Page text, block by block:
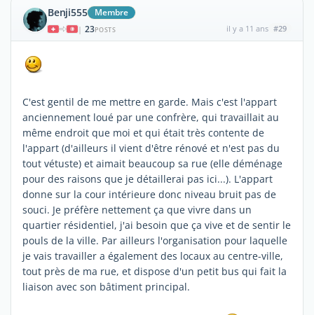
Benji555 Membre
| 23POSTS il y a 11 ans #29
C'est gentil de me mettre en garde. Mais c'est l'appart
anciennement loué par une confrère, qui travaillait au
même endroit que moi et qui était très contente de
l'appart (d'ailleurs il vient d'être rénové et n'est pas du
tout vétuste) et aimait beaucoup sa rue (elle déménage
pour des raisons que je détaillerai pas ici...). L'appart
donne sur la cour intérieure donc niveau bruit pas de
souci. Je préfère nettement ça que vivre dans un
quartier résidentiel, j'ai besoin que ça vive et de sentir le
pouls de la ville. Par ailleurs l'organisation pour laquelle
je vais travailler a également des locaux au centre-ville,
tout près de ma rue, et dispose d'un petit bus qui fait la
liaison avec son bâtiment principal.